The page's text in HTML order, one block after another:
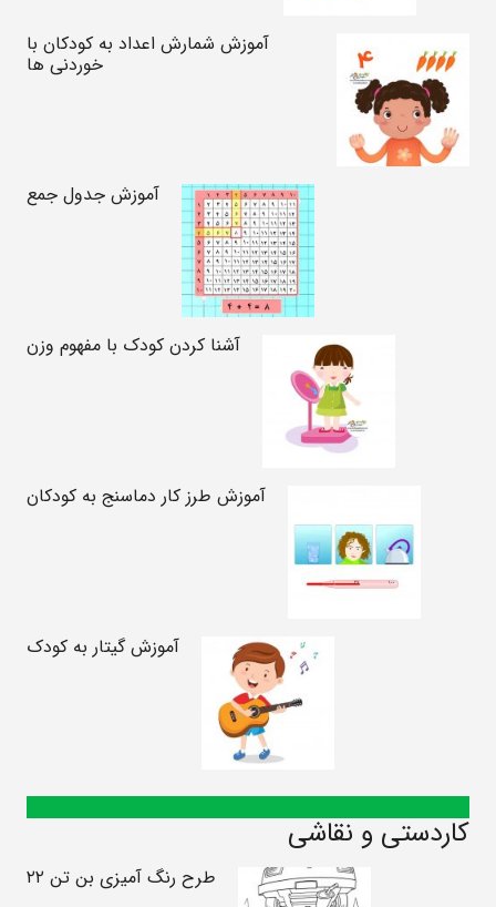
آموزش شمارش اعداد به کودکان با
خوردنی ها
آموزش جدول جمع
آشنا کردن کودک با مفهوم وزن
آموزش طرز کار دماسنج به کودکان
آموزش گیتار به کودک
کاردستی و نقاشی
طرح رنگ آمیزی بن تن ۲۲